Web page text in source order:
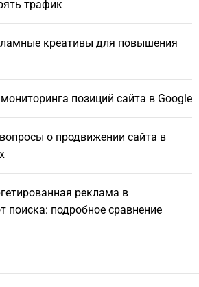
трафик
креативы для повышения
позиций сайта в Google
о продвижении сайта в
реклама в
поиска: подробное сравнение